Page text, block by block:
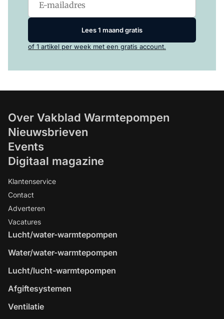
Lees 1 maand gratis
of 1 artikel per week met een gratis account.
Over Vakblad Warmtepompen
Nieuwsbrieven
Events
Digitaal magazine
Klantenservice
Contact
Adverteren
Vacatures
Lucht/water-warmtepompen
Water/water-warmtepompen
Lucht/lucht-warmtepompen
Afgiftesystemen
Ventilatie